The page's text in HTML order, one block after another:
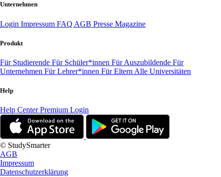
Unternehmen
Login Impressum FAQ AGB Presse Magazine
Produkt
Für Studierende Für Schüler*innen Für Auszubildende Für
Unternehmen Für Lehrer*innen Für Eltern Alle Universitäten
Help
Help CenterPremium Login
© StudySmarter
AGB
Impressum
Datenschutzerklärung